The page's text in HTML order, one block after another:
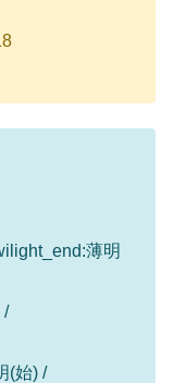
薄明
/
(始) /